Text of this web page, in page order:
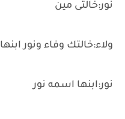
نور:خالتى مين
ولاء:خالتك وفاء ونور ابنها
نور:ابنها اسمه نور